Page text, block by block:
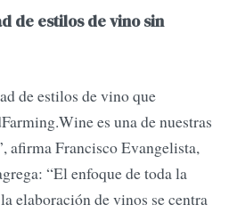
de estilos de vino sin
de estilos de vino que
es una de nuestras
afirma Francisco Evangelista,
“El enfoque de toda la
elaboración de vinos se centra